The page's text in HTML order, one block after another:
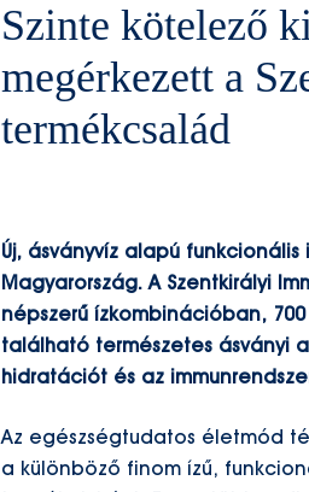
Szinte kötelező
megérkezett a
termékcsalád
Új, ásványvíz alapú
Magyarország. A Szentkirályi
népszerű ízkombinációban,
található természetes ásványi
hidratációt és az
Az egészségtudatos életmód
a különböző finom ízű,